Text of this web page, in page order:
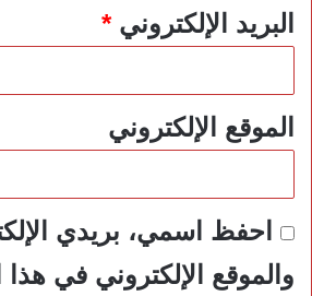
البريد الإلكتروني*
الموقع الإلكتروني
احفظ اسمي، بريدي
والموقع الإلكتروني في